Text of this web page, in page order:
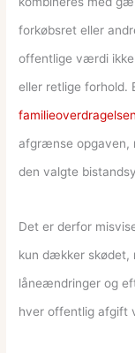
forkøbsret eller
offentlige værdi ikke
eller retlige forhold.
afgrænse opgaven,
den valgte
Det er derfor
kun dækker skødet,
låneændringer og
hver offentlig afgift